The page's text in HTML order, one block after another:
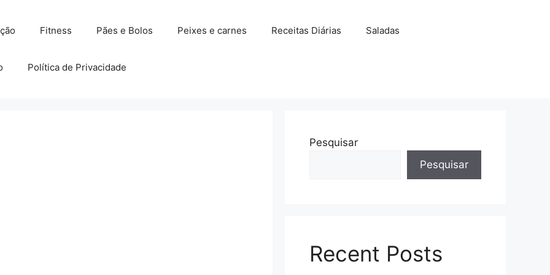
Fitness Pães e Bolos Peixes e carnes Receitas Diárias Saladas
Política de Privacidade
Pesquisar
Pesquisar
Recent Posts